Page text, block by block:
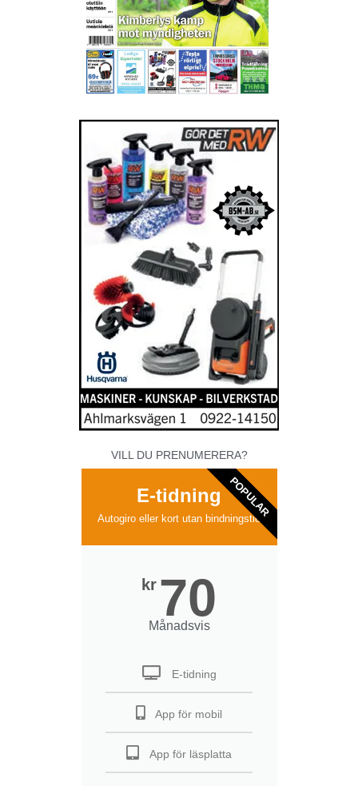
VILL DU PRENUMERERA?
E-tidning
Autogiro eller kort utan bindningstid
kr 70
Månadsvis
E-tidning
App för mobil
App för läsplatta
POPULAR